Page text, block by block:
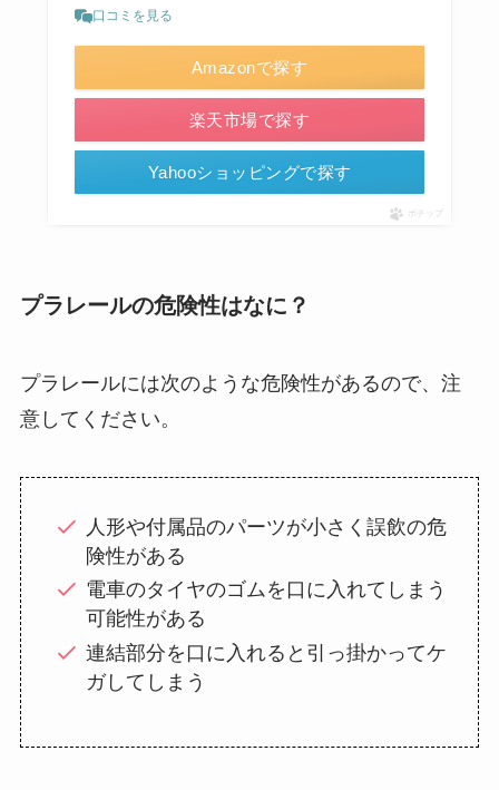
口コミを見る
Amazonで探す
楽天市場で探す
Yahooショッピングで探す
ポチップ
プラレールの危険性はなに？
プラレールには次のような危険性があるので、注
意してください。
人形や付属品のパーツが小さく誤飲の危
険性がある
電車のタイヤのゴムを口に入れてしまう
可能性がある
連結部分を口に入れると引っ掛かってケ
ガしてしまう